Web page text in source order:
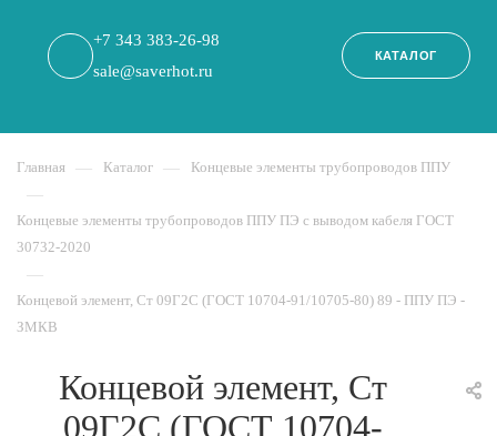
+7 343 383-26-98
sale@saverhot.ru
КАТАЛОГ
Главная — Каталог — Концевые элементы трубопроводов ППУ
—
Концевые элементы трубопроводов ППУ ПЭ с выводом кабеля ГОСТ
30732-2020
—
Концевой элемент, Ст 09Г2С (ГОСТ 10704-91/10705-80) 89 - ППУ ПЭ -
ЗМКВ
Концевой элемент, Ст
09Г2С (ГОСТ 10704-